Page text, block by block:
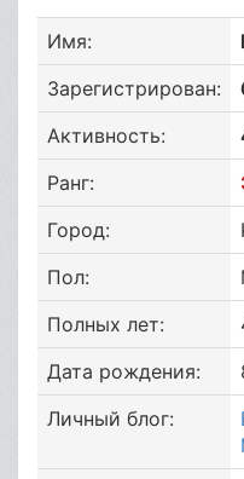
Имя:
Зарегистрирован:
Активность:
Ранг:
Город:
Пол:
Полных лет:
Дата рождения:
Личный блог: